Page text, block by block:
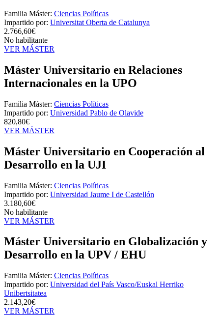
Familia Máster: Ciencias Políticas
Impartido por: Universitat Oberta de Catalunya
2.766,60€
No habilitante
VER MÁSTER
Máster Universitario en Relaciones
Internacionales en la UPO
Familia Máster: Ciencias Políticas
Impartido por: Universidad Pablo de Olavide
820,80€
VER MÁSTER
Máster Universitario en Cooperación al
Desarrollo en la UJI
Familia Máster: Ciencias Políticas
Impartido por: Universidad Jaume I de Castellón
3.180,60€
No habilitante
VER MÁSTER
Máster Universitario en Globalización y
Desarrollo en la UPV / EHU
Familia Máster: Ciencias Políticas
Impartido por: Universidad del País Vasco/Euskal Herriko
Unibertsitatea
2.143,20€
VER MÁSTER